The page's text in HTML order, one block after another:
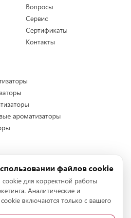
Вопросы
Сервис
Сертификаты
Контакты
ароматизаторы
95
деревня Новоселки, технопарк
файлов cookie
для корректной работы
Аналитические и
включаются только с вашего